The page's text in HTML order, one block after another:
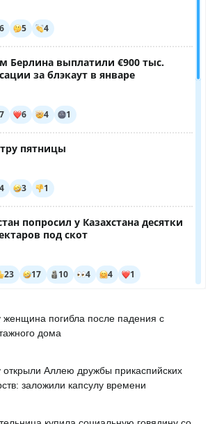
женщина погибла после падения с
дома
открыли Аллею дружбы прикаспийских
заложили капсулу времени